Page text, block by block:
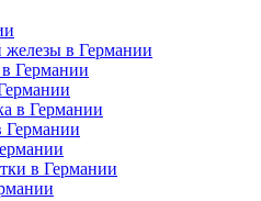
железы в Германии
Германии
в Германии
Германии
в Германии